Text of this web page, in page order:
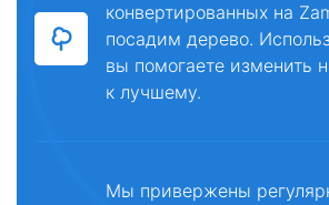
конвертированных на
посадим дерево.
вы помогаете изменить
к лучшему.
Мы привержены